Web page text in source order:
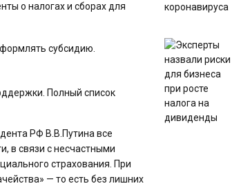
о налогах и сборах для
субсидию.
Полный список
РФ В.В.Путина все
в связи с несчастными
страхования. При
— то есть без лишних